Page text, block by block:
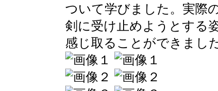
ついて学びました。実際
剣に受け止めようとする
感じ取ることができまし